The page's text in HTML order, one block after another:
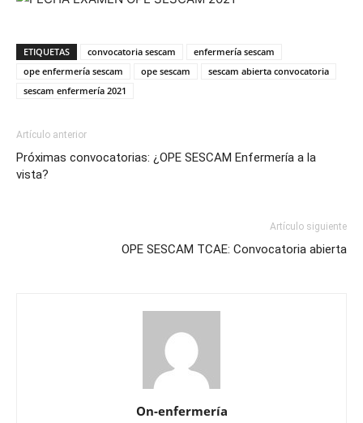
ETIQUETAS convocatoria sescam
enfermería sescam
ope enfermería sescam
ope sescam
sescam abierta convocatoria
sescam enfermería 2021
Artículo anterior
Próximas convocatorias: ¿OPE SESCAM Enfermería a la
vista?
Artículo siguiente
OPE SESCAM TCAE: Convocatoria abierta
On-enfermería